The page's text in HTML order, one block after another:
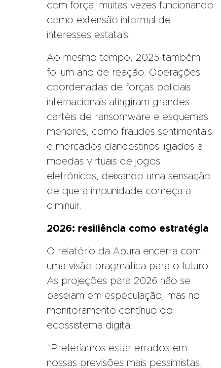
com força, muitas vezes funcionando
como extensão informal de
interesses estatais.
Ao mesmo tempo, 2025 também
foi um ano de reação. Operações
coordenadas de forças policiais
internacionais atingiram grandes
cartéis de ransomware e esquemas
menores, como fraudes sentimentais
e mercados clandestinos ligados a
moedas virtuais de jogos
eletrônicos, deixando uma sensação
de que a impunidade começa a
diminuir.
2026: resiliência como estratégia
O relatório da Apura encerra com
uma visão pragmática para o futuro.
As projeções para 2026 não se
baseiam em especulação, mas no
monitoramento contínuo do
ecossistema digital.
“Preferíamos estar errados em
nossas previsões mais pessimistas,